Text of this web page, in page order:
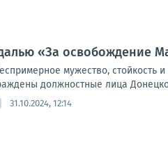
«За освобождение
мужество,
должностные лица
31.10.2024, 12:14